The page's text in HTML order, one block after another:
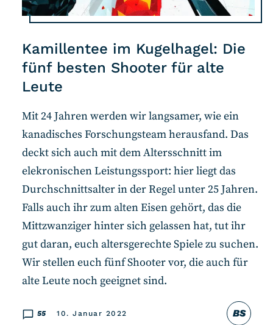
Kamillentee im Kugelhagel: Die
fünf besten Shooter für alte
Leute
BS
55 10. Januar 2022
Mit 24 Jahren werden wir langsamer, wie ein
kanadisches Forschungsteam herausfand. Das
deckt sich auch mit dem Altersschnitt im
elekronischen Leistungssport: hier liegt das
Durchschnittsalter in der Regel unter 25 Jahren.
Falls auch ihr zum alten Eisen gehört, das die
Mittzwanziger hinter sich gelassen hat, tut ihr
gut daran, euch altersgerechte Spiele zu suchen.
Wir stellen euch fünf Shooter vor, die auch für
alte Leute noch geeignet sind.